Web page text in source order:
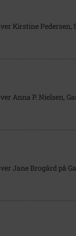
Kirstine Pedersen,
Anna P. Nielsen,
Jane Brogård på